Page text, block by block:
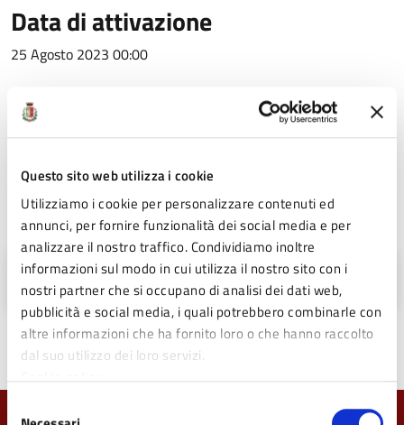
Questo sito web utilizza i cookie
Utilizziamo i cookie per personalizzare contenuti ed
annunci, per fornire funzionalità dei social media e per
analizzare il nostro traffico. Condividiamo inoltre
informazioni sul modo in cui utilizza il nostro sito con i
nostri partner che si occupano di analisi dei dati web,
pubblicità e social media, i quali potrebbero combinarle con
altre informazioni che ha fornito loro o che hanno raccolto
dal suo utilizzo dei loro servizi.
Data di attivazione
25 Agosto 2023 00:00
Data di scadenza
Allegati
Scarica il Bando completo (PDF - 300 KB)